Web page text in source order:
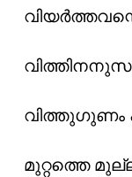
മുറ്റത്തെ